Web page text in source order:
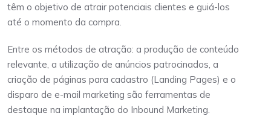
têm o objetivo de atrair potenciais clientes e guiá-los
até o momento da compra.
Entre os métodos de atração: a produção de conteúdo
relevante, a utilização de anúncios patrocinados, a
criação de páginas para cadastro (Landing Pages) e o
disparo de e-mail marketing são ferramentas de
destaque na implantação do Inbound Marketing.